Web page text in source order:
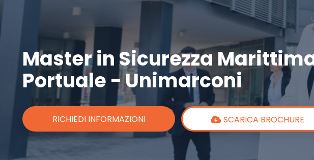
Master in Sicurezza
Portuale - Unimarconi
RICHIEDI INFORMAZIONI SCARICA BROCHURE